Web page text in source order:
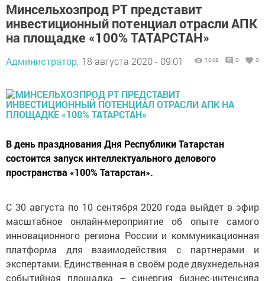
Минсельхозпрод РТ представит
инвестиционный потенциал отрасли АПК
на площадке «100% ТАТАРСТАН»
Администратор, 18 августа 2020 - 09:01 1048 0 0
В день празднования Дня Республики Татарстан
состоится запуск интеллектуального делового
пространства «100% Татарстан».
С 30 августа по 10 сентября 2020 года выйдет в эфир
масштабное онлайн-мероприятие об опыте самого
инновационного региона России и коммуникационная
платформа для взаимодействия с партнерами и
экспертами. Единственная в своём роде двухнедельная
событийная площадка – синергия бизнес-интенсива